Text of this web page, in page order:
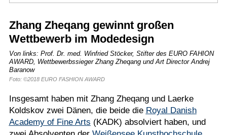
Zhang Zheqang gewinnt großen
Wettbewerb im Modedesign
Von links: Prof. Dr. med. Winfried Stöcker, Stifter des EURO FAHION
AWARD, Wettbewerbssieger Zhang Zheqang und Art Director Andrej
Baranow
Foto: ©2018 EURO FASHION AWARD
Insgesamt haben mit Zhang Zheqang und Laerke
Koldskov zwei Dänen, die beide die Royal Danish
Academy of Fine Arts (KADK) absolviert haben, und